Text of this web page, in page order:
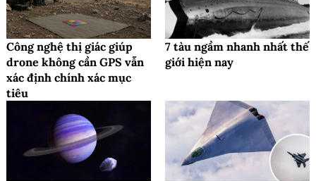
Công nghệ thị giác giúp
drone không cần GPS vẫn
xác định chính xác mục
tiêu
7 tàu ngầm nhanh nhất thế
giới hiện nay